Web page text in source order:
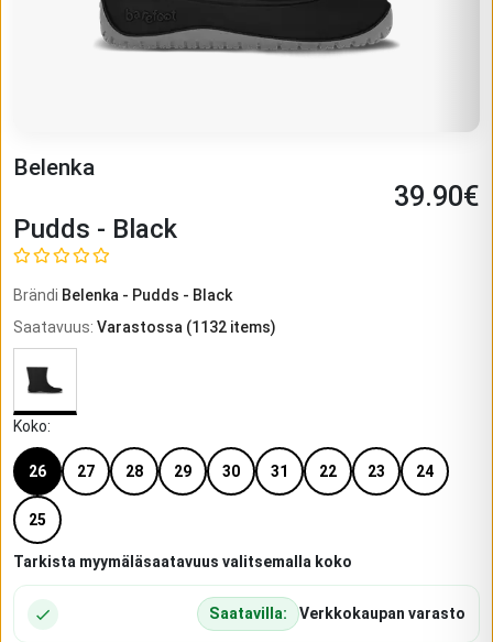
Belenka
39.90€
Pudds - Black
Brändi Belenka - Pudds - Black
Saatavuus: Varastossa (1132 items)
Koko:
26 27 28 29 30 31 22 23 24
25
Tarkista myymäläsaatavuus valitsemalla koko
Saatavilla: Verkkokaupan varasto